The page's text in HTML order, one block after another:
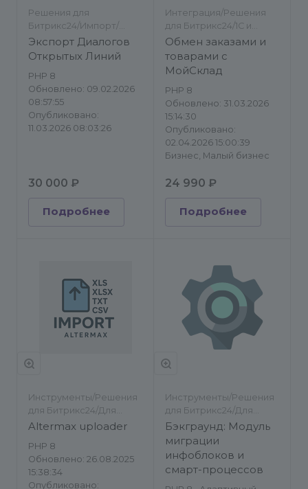
Решения для
Битрикс24/Импорт/
экспорт/Другое
Экспорт Диалогов
Открытых Линий
PHP 8
Обновлено: 09.02.2026
08:57:55
Опубликовано:
11.03.2026 08:03:26
30 000 ₽
Подробнее
Интеграция/Решения
для Битрикс24/1С и
другие ERP/Импорт/
экспорт
Обмен заказами и
товарами с
МойСклад
PHP 8
Обновлено: 31.03.2026
15:14:30
Опубликовано:
02.04.2026 15:00:39
Бизнес, Малый бизнес
24 990 ₽
Подробнее
Инструменты/Решения
для Битрикс24/Для
разработчиков/
Altermax uploader
PHP 8
Обновлено: 26.08.2025
15:38:34
Опубликовано:
Инструменты/Решения
для Битрикс24/Для
разработчиков/
Импорт/экспорт
Бэкграунд: Модуль
миграции
инфоблоков и
смарт-процессов